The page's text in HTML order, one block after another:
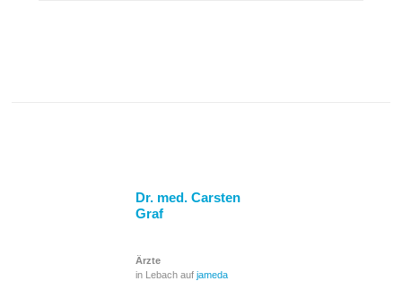
Dr. med. Carsten
Graf
Ärzte
in Lebach aufjameda